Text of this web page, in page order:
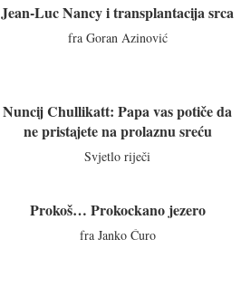
Jean-Luc Nancy i transplantacija srca
fra Goran Azinović
Nuncij Chullikatt: Papa vas potiče da
ne pristajete na prolaznu sreću
Svjetlo riječi
Prokoš… Prokockano jezero
fra Janko Ćuro